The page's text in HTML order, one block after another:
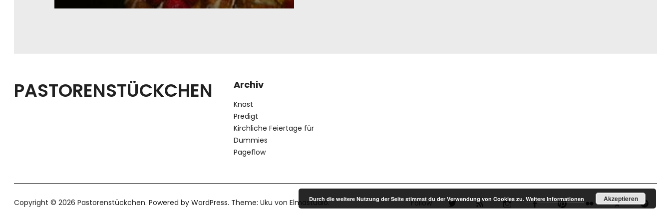
PASTORENSTÜCKCHEN Archiv
Knast
Predigt
Kirchliche Feiertage für
Dummies
Pageflow
Copyright © 2026 Pastorenstückchen Powered by WordPress Theme: Uku von Elmastudio Follow
Durch die weitere Nutzung der Seite stimmst du der Verwendung von Cookies zu. Weitere Informationen Akzeptieren